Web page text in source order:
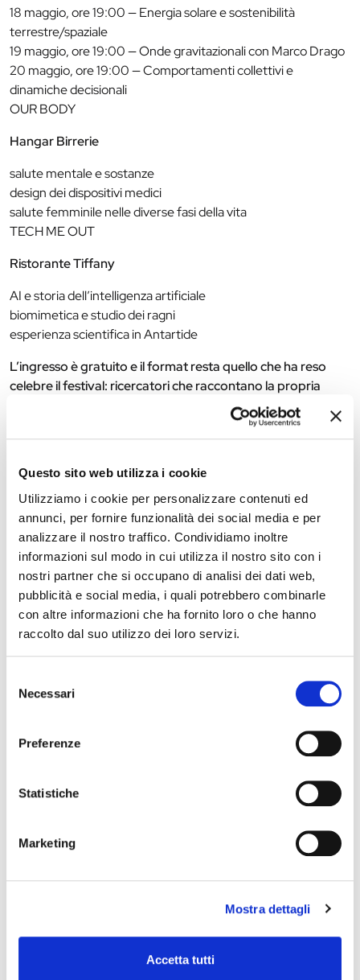
Questo sito web utilizza i cookie
Utilizziamo i cookie per personalizzare contenuti ed
annunci, per fornire funzionalità dei social media e per
analizzare il nostro traffico. Condividiamo inoltre
informazioni sul modo in cui utilizza il nostro sito con i
nostri partner che si occupano di analisi dei dati web,
pubblicità e social media, i quali potrebbero combinarle
con altre informazioni che ha fornito loro o che hanno
raccolto dal suo utilizzo dei loro servizi.
delNecessari
Preferenze
Statistiche
Marketing
Mostra dettagli
Accetta tutti
18 maggio, ore 19:00 — Energia solare e sostenibilità
terrestre/spaziale
19 maggio, ore 19:00 — Onde gravitazionali con Marco Drago
20 maggio, ore 19:00 — Comportamenti collettivi e
dinamiche decisionali
OUR BODY
Hangar Birrerie
salute mentale e sostanze
design dei dispositivi medici
salute femminile nelle diverse fasi della vita
TECH ME OUT
Ristorante Tiffany
AI e storia dell’intelligenza artificiale
biomimetica e studio dei ragni
esperienza scientifica in Antartide
L’ingresso è gratuito e il format resta quello che ha reso
celebre il festival: ricercatori che raccontano la propria
attività davanti a una birra, in un contesto informale e
https://pintofscience.it/
The editorial team is not responsible for any inaccuracies or
changes in the program of events reported. In case of
cancellation, variation, modification of the information of an
event you can write toinfotur@comune.fe.it.